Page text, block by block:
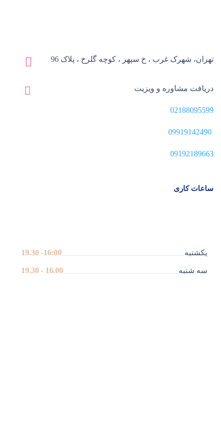
تهران، شهرک غرب ، خ سپهر ، کوچه گلرخ ، پلاک 96
دریافت مشاوره و ویزیت
02188095599
09919142490
09192189663
ساعات کاری
یکشنبه 16:00- 19.30
سه شنبه 16.00 - 19.30